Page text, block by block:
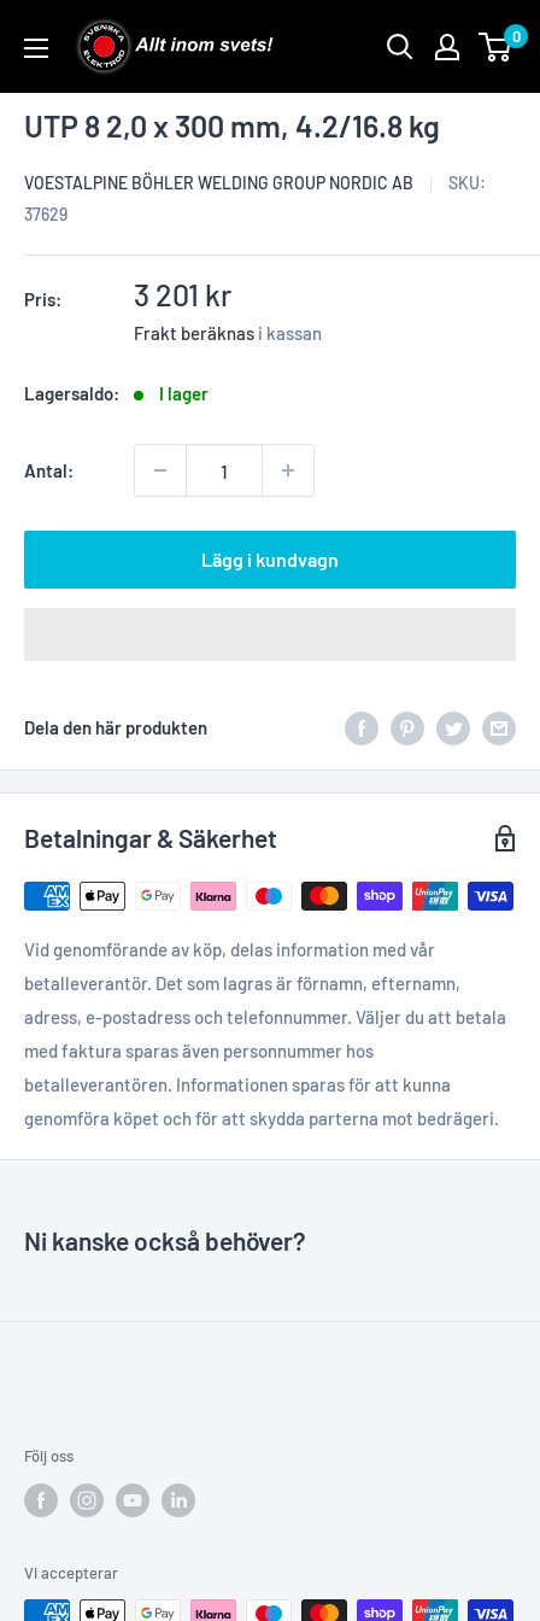
0
UTP 8 2,0 x 300 mm, 4.2/16.8 kg
VOESTALPINE BÖHLER WELDING GROUP NORDIC AB
SKU:
37629
Pris: Reapris
3 201 kr
Frakt beräknas i kassan
Lagersaldo: I lager
Antal:
Lägg i kundvagn
Dela den här produkten
Betalningar & Säkerhet
Vid genomförande av köp, delas information med vår
betalleverantör. Det som lagras är förnamn, efternamn,
adress, e-postadress och telefonnummer. Väljer du att betala
med faktura sparas även personnummer hos
betalleverantören. Informationen sparas för att kunna
genomföra köpet och för att skydda parterna mot bedrägeri.
Ni kanske också behöver?
Följ oss
Vi accepterar